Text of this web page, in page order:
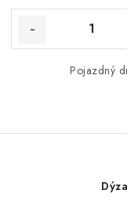
Pojazdný